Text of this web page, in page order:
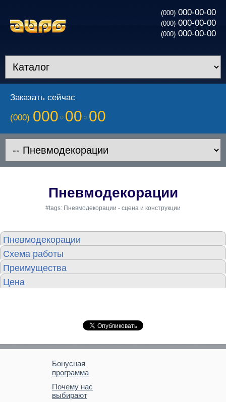
(000) 000-00-00
(000) 000-00-00
(000) 000-00-00
Заказать сейчас
(000) 000 00 00
Пневмодекорации
#tags: Пневмодекорации - сцена и конструкции
Пневмодекорации
Схема работы
Преимущества
Цена
Бонусная
программа
Почему нас
выбирают